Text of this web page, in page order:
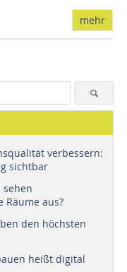
mehr
verbessern:
sichtbar
sehen
aus?
den höchsten
heißt digital